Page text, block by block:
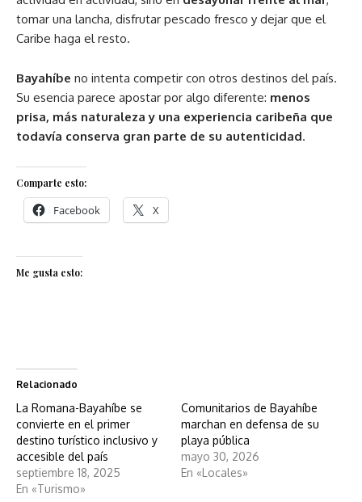
tomar una lancha, disfrutar pescado fresco y dejar que el
Caribe haga el resto.
Bayahíbe no intenta competir con otros destinos del país.
Su esencia parece apostar por algo diferente: menos
prisa, más naturaleza y una experiencia caribeña que
todavía conserva gran parte de su autenticidad.
Comparte esto:
Facebook X
Me gusta esto:
Relacionado
La Romana-Bayahíbe se
convierte en el primer
destino turístico inclusivo y
accesible del país
septiembre 18, 2025
En «Turismo»
Comunitarios de Bayahíbe
marchan en defensa de su
playa pública
mayo 30, 2026
En «Locales»